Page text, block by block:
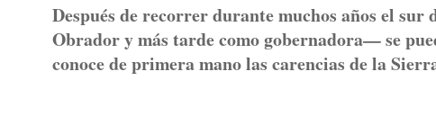
Después de recorrer durante muchos años el
Obrador y más tarde como gobernadora— se
conoce de primera mano las carencias de la